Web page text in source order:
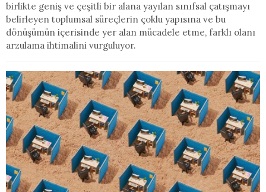
birlikte geniş ve çeşitli bir alana yayılan sınıfsal çatışmayı
belirleyen toplumsal süreçlerin çoklu yapısına ve bu
dönüşümün içerisinde yer alan mücadele etme, farklı olanı
arzulama ihtimalini vurguluyor.